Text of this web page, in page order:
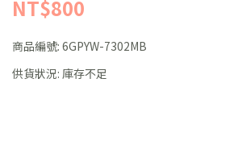
NT$800
商品編號: 6GPYW-7302MB
供貨狀況: 庫存不足